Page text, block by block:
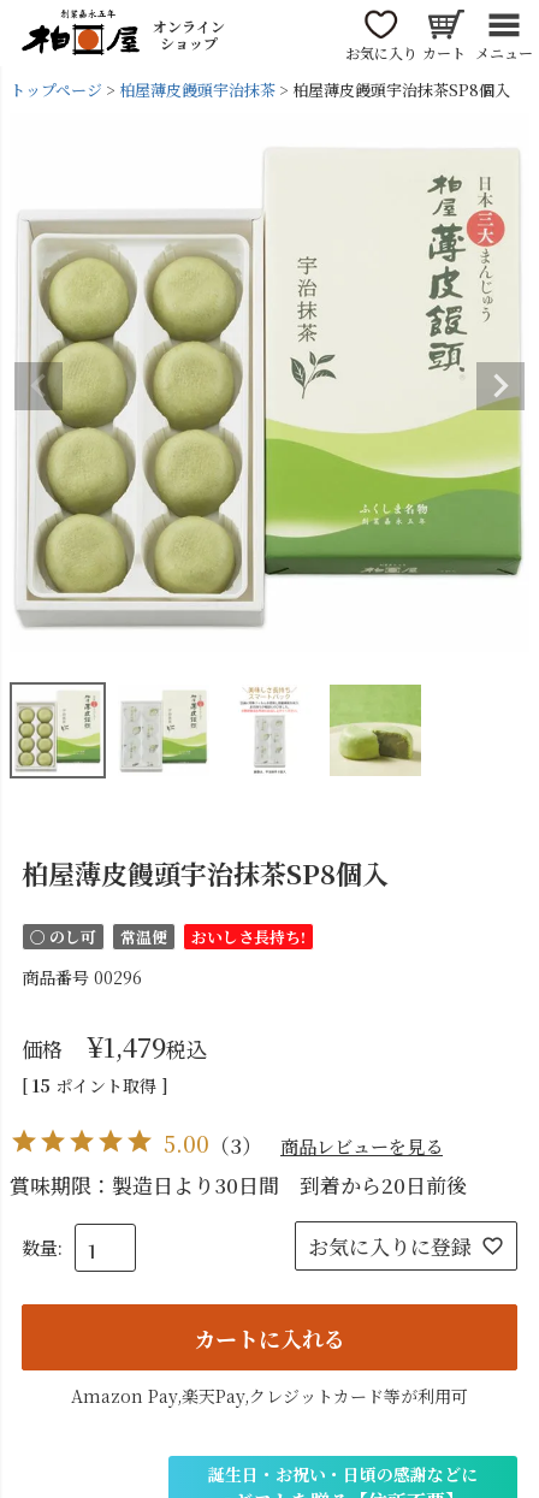
オンライン
ショップ
お気に入り カート メニュー
トップページ 柏屋薄皮饅頭宇治抹茶 柏屋薄皮饅頭宇治抹茶SP8個入
柏屋薄皮饅頭宇治抹茶SP8個入
〇 のし可 常温便 おいしさ長持ち!
商品番号 00296
価格 ¥1,479税込
[ 15 ポイント取得 ]
5.00 （3） 商品レビューを見る
賞味期限：製造日より30日間 到着から20日前後
お気に入りに登録
カートに入れる
Amazon Pay,楽天Pay,クレジットカード等が利用可